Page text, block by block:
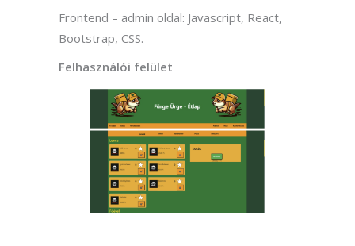
Frontend – admin oldal: Javascript, React,
Bootstrap, CSS.
Felhasználói felület